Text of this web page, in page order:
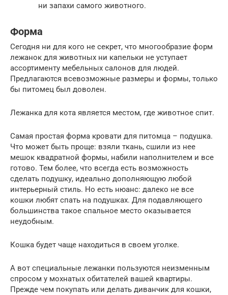
ни запахи самого животного.
Форма
Сегодня ни для кого не секрет, что многообразие форм
лежанок для животных ни капельки не уступает
ассортименту мебельных салонов для людей.
Предлагаются всевозможные размеры и формы, только
бы питомец был доволен.
Лежанка для кота является местом, где животное спит.
Самая простая форма кровати для питомца – подушка.
Что может быть проще: взяли ткань, сшили из нее
мешок квадратной формы, набили наполнителем и все
готово. Тем более, что всегда есть возможность
сделать подушку, идеально дополняющую любой
интерьерный стиль. Но есть нюанс: далеко не все
кошки любят спать на подушках. Для подавляющего
большинства такое спальное место оказывается
неудобным.
Кошка будет чаще находиться в своем уголке.
А вот специальные лежанки пользуются неизменным
спросом у мохнатых обитателей вашей квартиры.
Прежде чем покупать или делать диванчик для кошки,